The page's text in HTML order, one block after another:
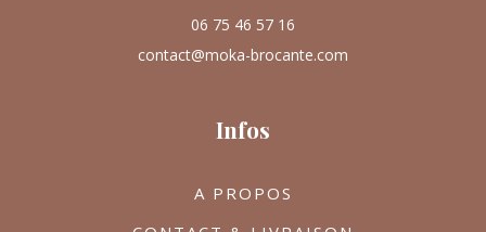
06 75 46 57 16
contact@moka-brocante.com
Infos
A PROPOS